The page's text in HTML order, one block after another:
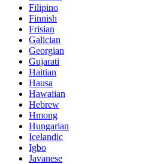
Filipino
Finnish
Frisian
Galician
Georgian
Gujarati
Haitian
Hausa
Hawaiian
Hebrew
Hmong
Hungarian
Icelandic
Igbo
Javanese